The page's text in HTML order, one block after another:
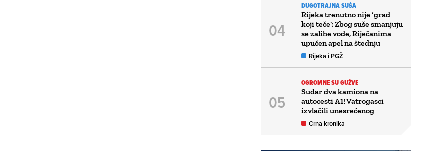
DUGOTRAJNA SUŠA
Rijeka trenutno nije ‘grad
koji teče’: Zbog suše smanjuju
se zalihe vode, Riječanima
upućen apel na štednju
Rijeka i PGŽ
OGROMNE SU GUŽVE
Sudar dva kamiona na
autocesti A1! Vatrogasci
izvlačili unesrećenog
Crna kronika